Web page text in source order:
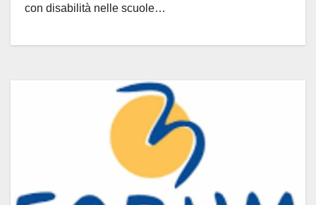
con disabilità nelle scuole…